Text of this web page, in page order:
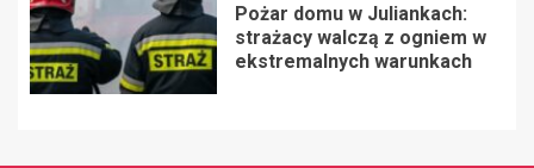
Pożar domu w Juliankach:
strażacy walczą z ogniem w
ekstremalnych warunkach